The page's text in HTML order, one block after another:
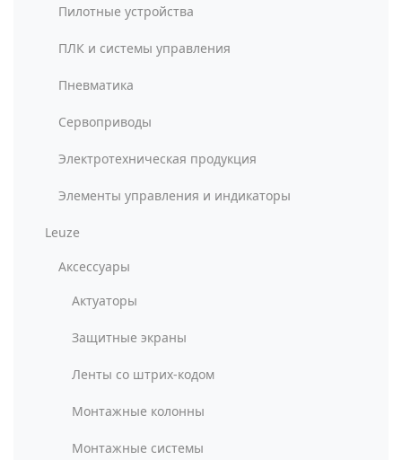
Пилотные устройства
ПЛК и системы управления
Пневматика
Сервоприводы
Электротехническая продукция
Элементы управления и индикаторы
Leuze
Аксессуары
Актуаторы
Защитные экраны
Ленты со штрих-кодом
Монтажные колонны
Монтажные системы